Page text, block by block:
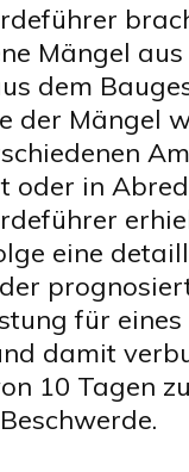
Mängel aus
dem
der Mängel
oder in
eine
für eines
damit
10 Tagen